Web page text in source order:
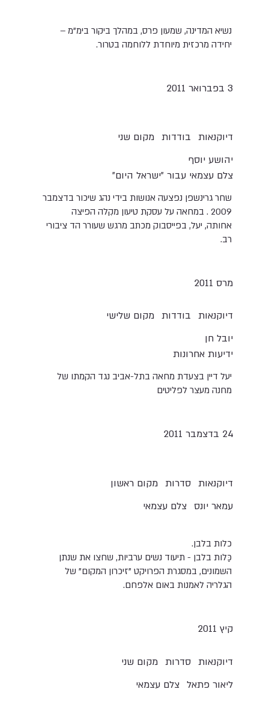
נשיא המדינה, שמעון פרס, במהלך ביקור בימ"מ –
יחידה מרכזית מיוחדת ללוחמה בטרור.
3 בפברואר 2011
מקום שני בודדות דיוקנאות
יהושע יוסף
צלם עצמאי עבור "ישראל היום"
שחר גרינשפן נפצעה אנושות בידי נהג שיכור בדצמבר
2009 . במחאה על עסקת טיעון מקִלה הפיצה
אחותה, יעל, בפייסבוק מכתב מרגש שעורר הד ציבורי
רב.
מרס 2011
מקום שלישי בודדות דיוקנאות
יובל חן
ידיעות אחרונות
יעל דיין בצעדת מחאה בתל-אביב נגד הקמתו של
מחנה מעצר לפליטים
24 בדצמבר 2011
מקום ראשון סדרות דיוקנאות
צלם עצמאי
עמאר יונס
כלות בלבן.
כַּלות בלבן - תיעוד נשים ערביות, שחצו את שנתן
השמונים, במסגרת הפרויקט "זיכרון המקום" של
הגלריה לאמנות באום אלפחם.
קיץ 2011
מקום שני סדרות דיוקנאות
צלם עצמאי ליאור פתאל